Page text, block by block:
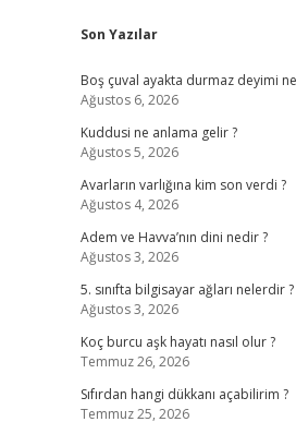
Sidebar
Son Yazılar
Boş çuval ayakta durmaz deyimi
Ağustos 6, 2026
Kuddusi ne anlama gelir ?
Ağustos 5, 2026
Avarların varlığına kim son verdi ?
Ağustos 4, 2026
Adem ve Havva’nın dini nedir ?
Ağustos 3, 2026
5. sınıfta bilgisayar ağları nelerdir ?
Ağustos 3, 2026
Koç burcu aşk hayatı nasıl olur ?
Temmuz 26, 2026
Sıfırdan hangi dükkanı açabilirim ?
Temmuz 25, 2026